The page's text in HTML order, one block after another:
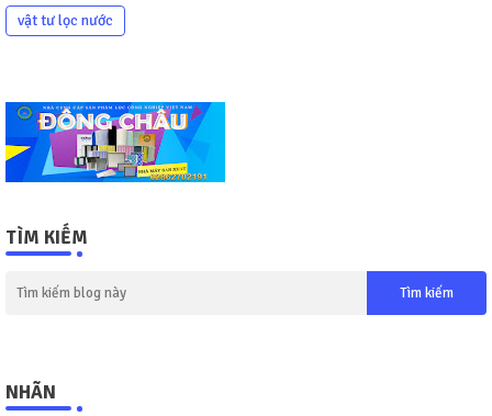
vật tư lọc nước
TÌM KIẾM
NHÃN